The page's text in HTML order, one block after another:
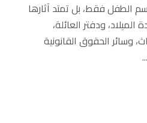
الطفل فقط، بل تمتد آثارها
ودفتر العائلة،
وسائر الحقوق القانونية